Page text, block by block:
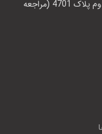
مشهد، بزرگراه بابانظر – بازار بزرگ ملل – طبقه دوم پلاک 4701 (مراجعه